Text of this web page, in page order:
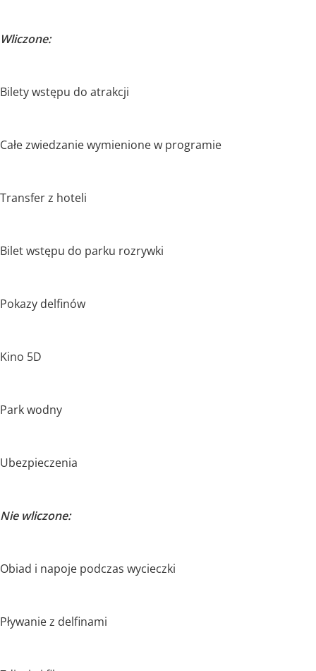
Wliczone:
Bilety wstępu do atrakcji
Całe zwiedzanie wymienione w programie
Transfer z hoteli
Bilet wstępu do parku rozrywki
Pokazy delfinów
Kino 5D
Park wodny
Ubezpieczenia
Nie wliczone:
Obiad i napoje podczas wycieczki
Pływanie z delfinami